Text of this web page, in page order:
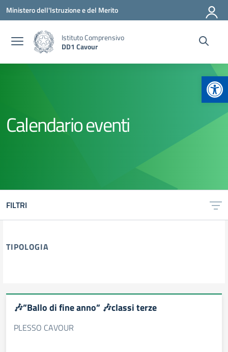
Vai ai contenuti
Vai al menu di navigazione
Vai al footer
Ministero dell'Istruzione e del Merito
Istituto Comprensivo
DD1 Cavour
Calendario eventi
FILTRI
TIPOLOGIA
🎶”Ballo di fine anno” 🎶classi terze
PLESSO CAVOUR